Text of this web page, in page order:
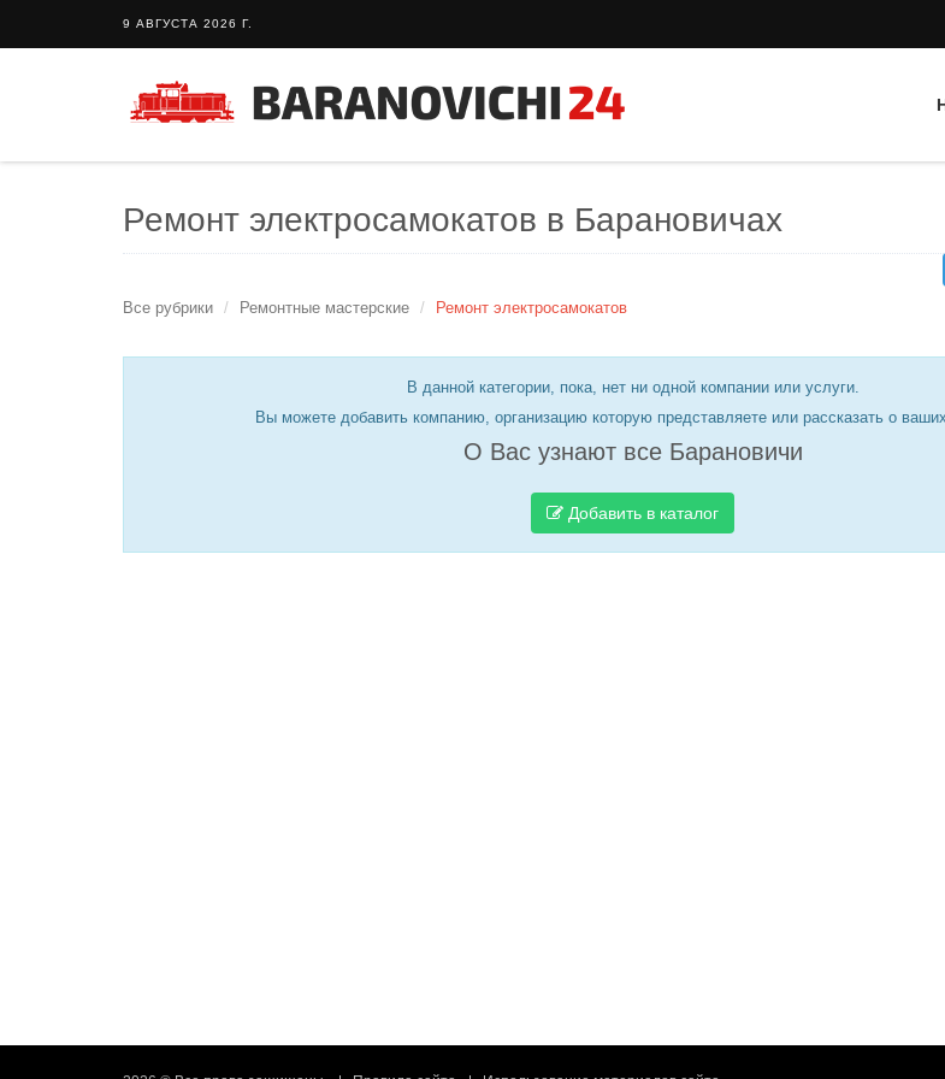
9 АВГУСТА 2026 Г.
Ремонт электросамокатов в Барановичах
Все рубрики Ремонтные мастерские Ремонт электросамокатов
В данной категории, пока, нет ни одной компании или услуги.
Вы можете добавить компанию, организацию которую представляете или рассказать о
О Вас узнают все Барановичи
Добавить в каталог